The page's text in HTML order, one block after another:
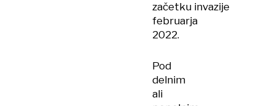
začetku invazije
februarja
2022.
Pod
delnim
ali